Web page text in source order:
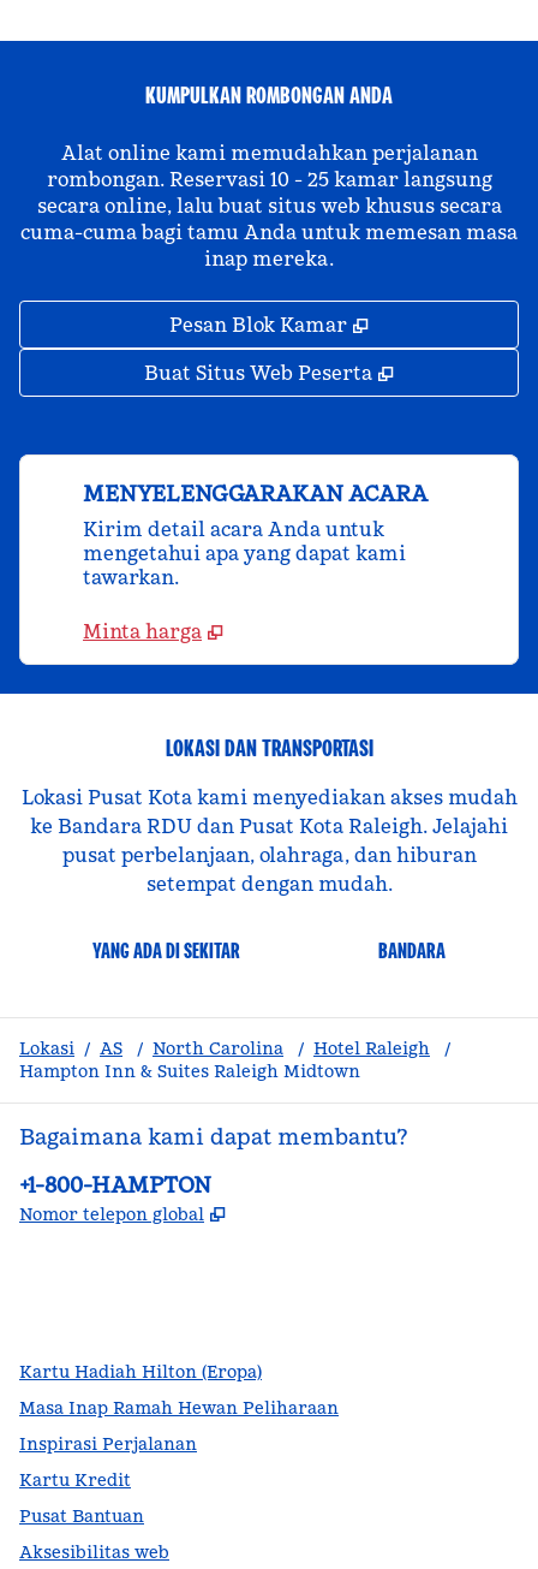
KUMPULKAN ROMBONGAN ANDA
Alat online kami memudahkan perjalanan
rombongan. Reservasi 10 - 25 kamar langsung
secara online, lalu buat situs web khusus secara
cuma-cuma bagi tamu Anda untuk memesan masa
inap mereka.
Pesan Blok Kamar ,
Buat Situs Web Peserta ,
MENYELENGGARAKAN ACARA
Kirim detail acara Anda untuk
mengetahui apa yang dapat kami
tawarkan.
Minta harga
LOKASI DAN TRANSPORTASI
Lokasi Pusat Kota kami menyediakan akses mudah
ke Bandara RDU dan Pusat Kota Raleigh. Jelajahi
pusat perbelanjaan, olahraga, dan hiburan
setempat dengan mudah.
YANG ADA DI SEKITAR BANDARA
Lokasi / AS / North Carolina / Hotel Raleigh
/
Hampton Inn & Suites Raleigh Midtown
Bagaimana kami dapat membantu?
Telepon:
+1-800-HAMPTON
Nomor telepon global ,
Kartu Hadiah Hilton (Eropa)
Masa Inap Ramah Hewan Peliharaan
Inspirasi Perjalanan
Kartu Kredit
Pusat Bantuan
Aksesibilitas web